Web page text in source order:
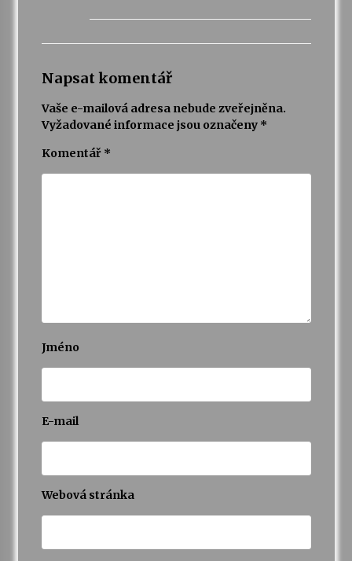
Napsat komentář
Vaše e-mailová adresa nebude zveřejněna.
Vyžadované informace jsou označeny *
Komentář *
Jméno
E-mail
Webová stránka